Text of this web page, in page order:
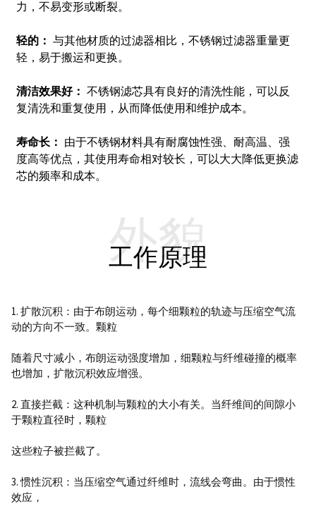
力，不易变形或断裂。
轻的： 与其他材质的过滤器相比，不锈钢过滤器重量更
轻，易于搬运和更换。
清洁效果好： 不锈钢滤芯具有良好的清洗性能，可以反
复清洗和重复使用，从而降低使用和维护成本。
寿命长： 由于不锈钢材料具有耐腐蚀性强、耐高温、强
度高等优点，其使用寿命相对较长，可以大大降低更换滤
芯的频率和成本。
工作原理
外貌
1. 扩散沉积：由于布朗运动，每个细颗粒的轨迹与压缩空气流
动的方向不一致。 颗粒
随着尺寸减小，布朗运动强度增加，细颗粒与纤维碰撞的概率
也增加，扩散沉积效应增强。
2. 直接拦截：这种机制与颗粒的大小有关。 当纤维间的间隙小
于颗粒直径时，颗粒
这些粒子被拦截了。
3. 惯性沉积：当压缩空气通过纤维时，流线会弯曲。 由于惯性
效应，